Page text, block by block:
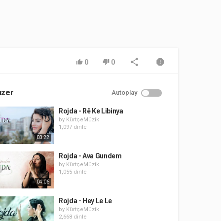
0 0
Autoplay
03:22
Rojda - Rê Ke Libinya
by KürtçeMüzik
1,097 dinle
04:06
Rojda - Ava Gundem
by KürtçeMüzik
1,055 dinle
Rojda - Hey Le Le
by KürtçeMüzik
2,668 dinle